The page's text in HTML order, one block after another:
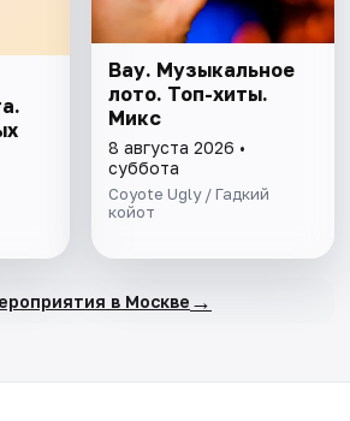
Вау. Музыкальное
лото. Топ-хиты.
Микс
8 августа 2026 •
суббота
Coyote Ugly / Гадкий
койот
в Москве →